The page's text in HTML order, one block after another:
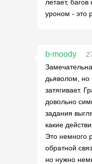
летает,
уроном - это
b-moody
дьяволом, но
затягивает.
довольно
задания
какие
Это немного
обратной
но нужно